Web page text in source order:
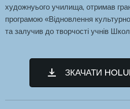
художнуього училища, отримав
програмою «Відновлення
та залучив до творчості учнів
ЗКАЧАТИ